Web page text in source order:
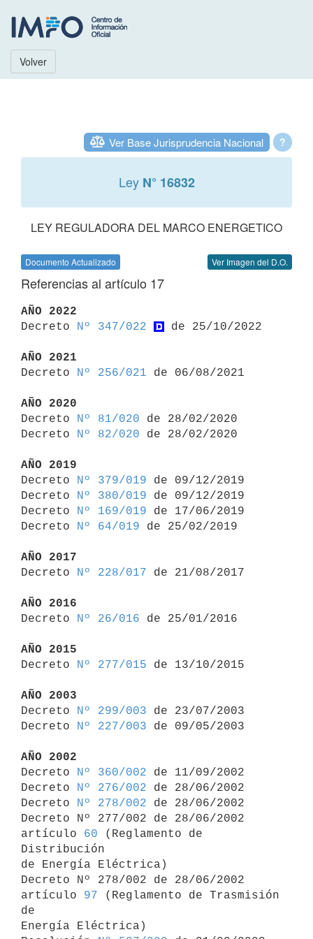
Volver
?
Ver Base Jurisprudencia Nacional
Ley N° 16832
LEY REGULADORA DEL MARCO ENERGETICO
Documento Actualizado Ver Imagen del D.O.
Referencias al artículo 17
AÑO 2022
Decreto
Nº 347/022 de 25/10/2022
AÑO 2021
Decreto
Nº 256/021 de 06/08/2021
AÑO 2020
Decreto
Nº 81/020 de 28/02/2020
Decreto
Nº 82/020 de 28/02/2020
AÑO 2019
Decreto
Nº 379/019 de 09/12/2019
Decreto
Nº 380/019 de 09/12/2019
Decreto
Nº 169/019 de 17/06/2019
Decreto
Nº 64/019 de 25/02/2019
AÑO 2017
Decreto
Nº 228/017 de 21/08/2017
AÑO 2016
Decreto
Nº 26/016 de 25/01/2016
AÑO 2015
Decreto
Nº 277/015 de 13/10/2015
AÑO 2003
Decreto
Nº 299/003 de 23/07/2003
Decreto
Nº 227/003 de 09/05/2003
AÑO 2002
Decreto
Nº 360/002 de 11/09/2002
Decreto
Nº 276/002 de 28/06/2002
Decreto
Nº 278/002 de 28/06/2002
Decreto Nº 277/002 de 28/06/2002
artículo 60 (Reglamento de
Distribución
de Energía Eléctrica)
Decreto Nº 278/002 de 28/06/2002
artículo 97 (Reglamento de Trasmisión
de
Energía Eléctrica)